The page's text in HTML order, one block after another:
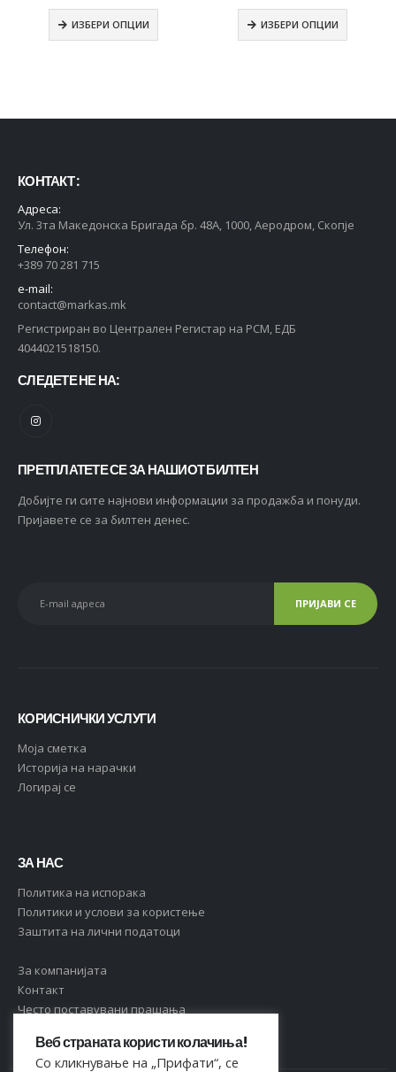
ИЗБЕРИ ОПЦИИ ИЗБЕРИ ОПЦИИ
КОНТАКТ :
Адреса:
Ул. 3та Македонска Бригада бр. 48А, 1000, Аеродром, Скопје
Телефон:
+389 70 281 715
e-mail:
contact@markas.mk
Регистриран во Централен Регистар на РСМ, ЕДБ
4044021518150.
СЛЕДЕТЕ НЕ НА:
ПРЕТПЛАТЕТЕ СЕ ЗА НАШИОТ БИЛТЕН
Добијте ги сите најнови информации за продажба и понуди.
Пријавете се за билтен денес.
КОРИСНИЧКИ УСЛУГИ
Moja сметка
Историја на нарачки
Логирај се
ЗА НАС
Политика на испорака
Политики и услови за користење
Заштита на лични податоци
За компанијата
Контакт
Често поставувани прашања
Веб страната користи колачиња!
Со кликнување на „Прифати“, се